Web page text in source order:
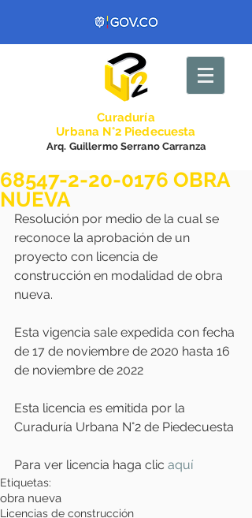
Curaduría
Urbana N°2 Piedecuesta
Arq. Guillermo Serrano Carranza
68547-2-20-0176 OBRA
NUEVA
Resolución por medio de la cual se
reconoce la aprobación de un
proyecto con licencia de
construcción en modalidad de obra
nueva.
Esta vigencia sale expedida con fecha
de 17 de noviembre de 2020 hasta 16
de noviembre de 2022
Esta licencia es emitida por la
Curaduría Urbana N°2 de Piedecuesta
Para ver licencia haga clic aquí
Etiquetas:
obra nueva
Licencias de construcción